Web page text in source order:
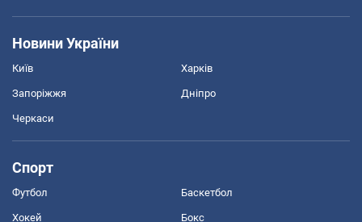
Новини України
Київ Харків
Запоріжжя Дніпро
Черкаси
Спорт
Футбол Баскетбол
Хокей Бокс